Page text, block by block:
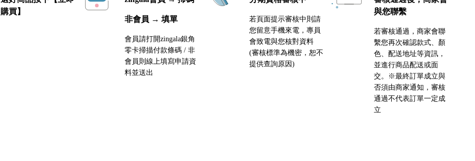
購買】
非會員 → 填單
會員請打開zingala銀角
零卡掃描付款條碼 / 非
會員則線上填寫申請資
料並送出
若頁面提示審核中則請
您留意手機來電，專員
會致電與您核對資料
(審核標準為機密，恕不
提供查詢原因)
與您聯繫
若審核通過，商家會聯
繫您再次確認款式、顏
色、配送地址等資訊，
並進行商品配送或面
交。※最終訂單成立與
否須由商家通知，審核
通過不代表訂單一定成
立